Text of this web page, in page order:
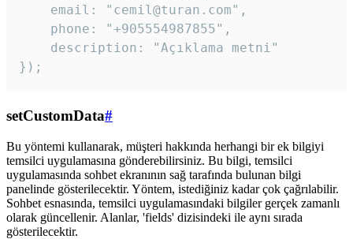
    email: "cemil@turan.com",
    phone: "+905554987855",
    description: "Açıklama metni"
});
setCustomData#
Bu yöntemi kullanarak, müşteri hakkında herhangi bir ek bilgiyi
temsilci uygulamasına gönderebilirsiniz. Bu bilgi, temsilci
uygulamasında sohbet ekranının sağ tarafında bulunan bilgi
panelinde gösterilecektir. Yöntem, istediğiniz kadar çok çağrılabilir.
Sohbet esnasında, temsilci uygulamasındaki bilgiler gerçek zamanlı
olarak güncellenir. Alanlar, 'fields' dizisindeki ile aynı sırada
gösterilecektir.